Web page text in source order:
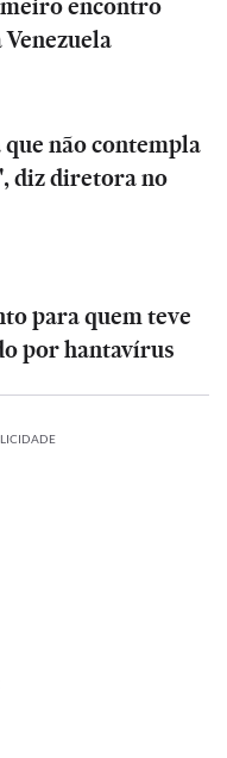
não contempla
diz diretora no
para quem teve
por hantavírus